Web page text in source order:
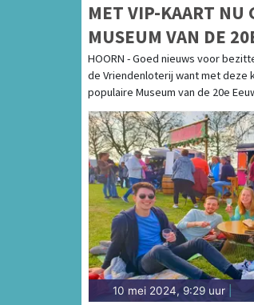
MET VIP-KAART NU
MUSEUM VAN DE
HOORN - Goed nieuws voor
de Vriendenloterij want met deze
populaire Museum van de 20e
10 mei 2024, 9:29 uur